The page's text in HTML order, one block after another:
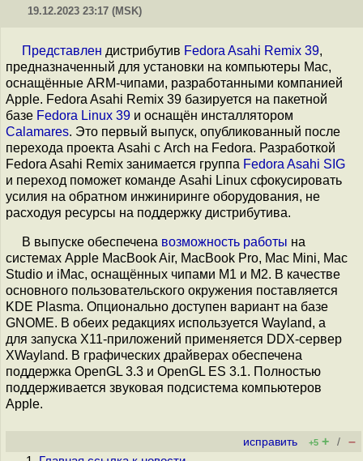
19.12.2023 23:17 (MSK)
Представлен дистрибутив Fedora Asahi Remix 39,
предназначенный для установки на компьютеры Mac,
оснащённые ARM-чипами, разработанными компанией
Apple. Fedora Asahi Remix 39 базируется на пакетной
базе Fedora Linux 39 и оснащён инсталлятором
Calamares. Это первый выпуск, опубликованный после
перехода проекта Asahi с Arch на Fedora. Разработкой
Fedora Asahi Remix занимается группа Fedora Asahi SIG
и переход поможет команде Asahi Linux сфокусировать
усилия на обратном инжиниринге оборудования, не
расходуя ресурсы на поддержку дистрибутива.
В выпуске обеспечена возможность работы на
системах Apple MacBook Air, MacBook Pro, Mac Mini, Mac
Studio и iMac, оснащённых чипами M1 и M2. В качестве
основного пользовательского окружения поставляется
KDE Plasma. Опционально доступен вариант на базе
GNOME. В обеих редакциях используется Wayland, а
для запуска X11-приложений применяется DDX-сервер
XWayland. В графических драйверах обеспечена
поддержка OpenGL 3.3 и OpenGL ES 3.1. Полностью
поддерживается звуковая подсистема компьютеров
Apple.
исправить +5 + / –